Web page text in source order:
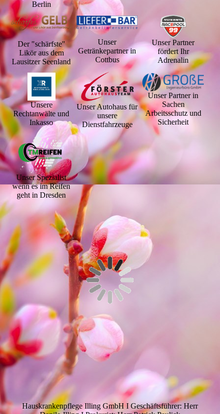
Berlin
Der "schärfste"
Likör aus dem
Lausitzer Seenland
Unser
Getränkepartner in
Cottbus
Unser Partner
fördert Ihr
Adrenalin
Unsere
Rechtanwälte und
Inkasso
Unser Autohaus für
unsere
Dienstfahrzeuge
Unser Partner in
Sachen
Arbeitsschutz und
Sicherheit
Unser Spezialist
wenn es im Reifen
geht in Dresden
Hauskrankenpflege Illing GmbH I Geschäftsführer: Herr